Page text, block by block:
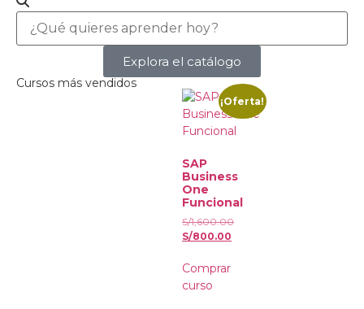
Explora el catálogo
Cursos más vendidos
¡Oferta!
SAP
Business
One
Funcional
S/1,600.00
S/800.00
Comprar
curso